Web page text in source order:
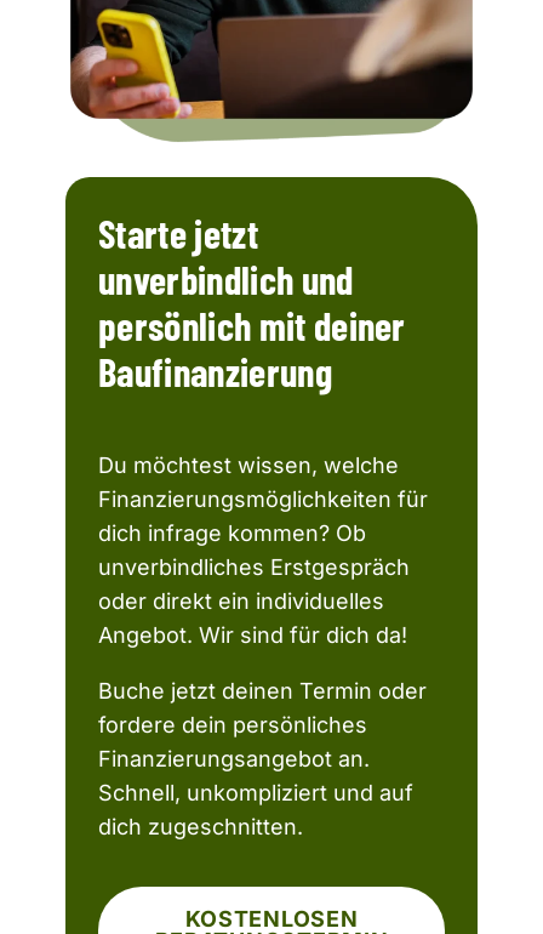
Starte jetzt
unverbindlich und
persönlich mit deiner
Baufinanzierung
Du möchtest wissen, welche
Finanzierungsmöglichkeiten für
dich infrage kommen? Ob
unverbindliches Erstgespräch
oder direkt ein individuelles
Angebot. Wir sind für dich da!
Buche jetzt deinen Termin oder
fordere dein persönliches
Finanzierungsangebot an.
Schnell, unkompliziert und auf
dich zugeschnitten.
KOSTENLOSEN